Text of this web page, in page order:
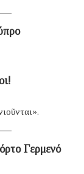
Γερμενό